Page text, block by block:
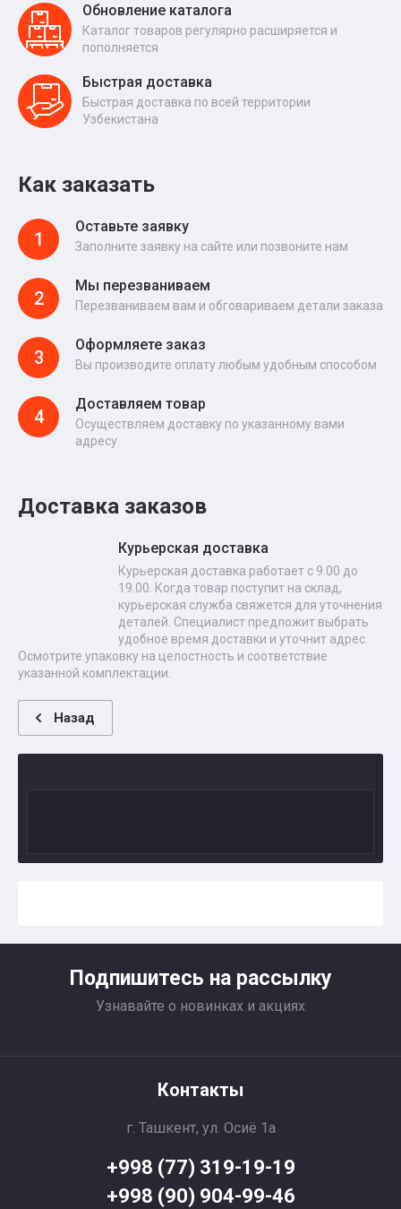
Обновление каталога
Каталог товаров регулярно расширяется и
пополняется
Быстрая доставка
Быстрая доставка по всей территории
Узбекистана
Как заказать
1
Оставьте заявку
Заполните заявку на сайте или позвоните нам
2
Мы перезваниваем
Перезваниваем вам и обговариваем детали заказа
3
Оформляете заказ
Вы производите оплату любым удобным способом
4
Доставляем товар
Осуществляем доставку по указанному вами
адресу
Доставка заказов
Курьерская доставка
Курьерская доставка работает с 9.00 до
19.00. Когда товар поступит на склад,
курьерская служба свяжется для уточнения
деталей. Специалист предложит выбрать
удобное время доставки и уточнит адрес.
Осмотрите упаковку на целостность и соответствие
указанной комплектации.
Назад
Подпишитесь на рассылку
Узнавайте о новинках и акциях
Контакты
г. Ташкент, ул. Осиё 1a
+998 (77) 319-19-19
+998 (90) 904-99-46